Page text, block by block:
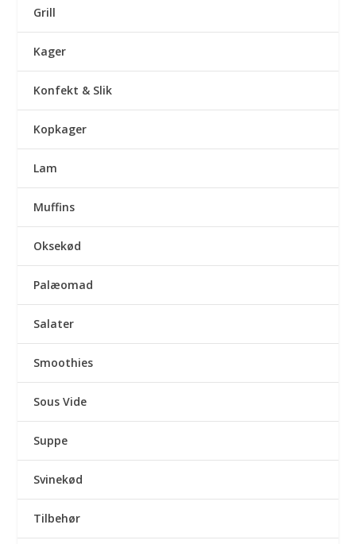
Grill
Kager
Konfekt & Slik
Kopkager
Lam
Muffins
Oksekød
Palæomad
Salater
Smoothies
Sous Vide
Suppe
Svinekød
Tilbehør